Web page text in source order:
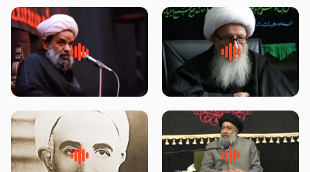
زوّار اربعین امام حسین (علیه
السلام) با این اشتیاق به زیارت
روضه جانسوز پاره های جگر امام
حسن مجتبی علیه السلام-حجت